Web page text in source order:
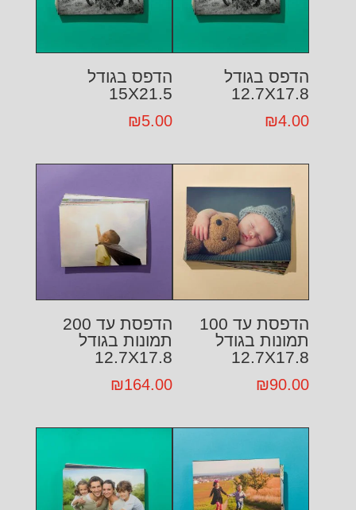
הדפס בגודל
12.7X17.8
₪4.00
הדפס בגודל
15X21.5
₪5.00
הדפסת עד 100
תמונות בגודל
12.7X17.8
₪90.00
הדפסת עד 200
תמונות בגודל
12.7X17.8
₪164.00